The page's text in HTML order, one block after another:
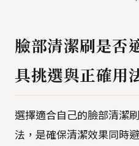
臉部清潔刷是否
具挑選與正確用
選擇適合自己的臉部清潔
法，是確保清潔效果同時